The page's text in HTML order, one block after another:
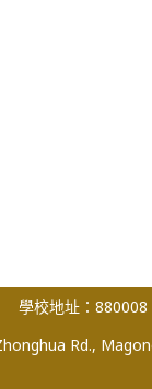
學校地址：880008
Rd.,